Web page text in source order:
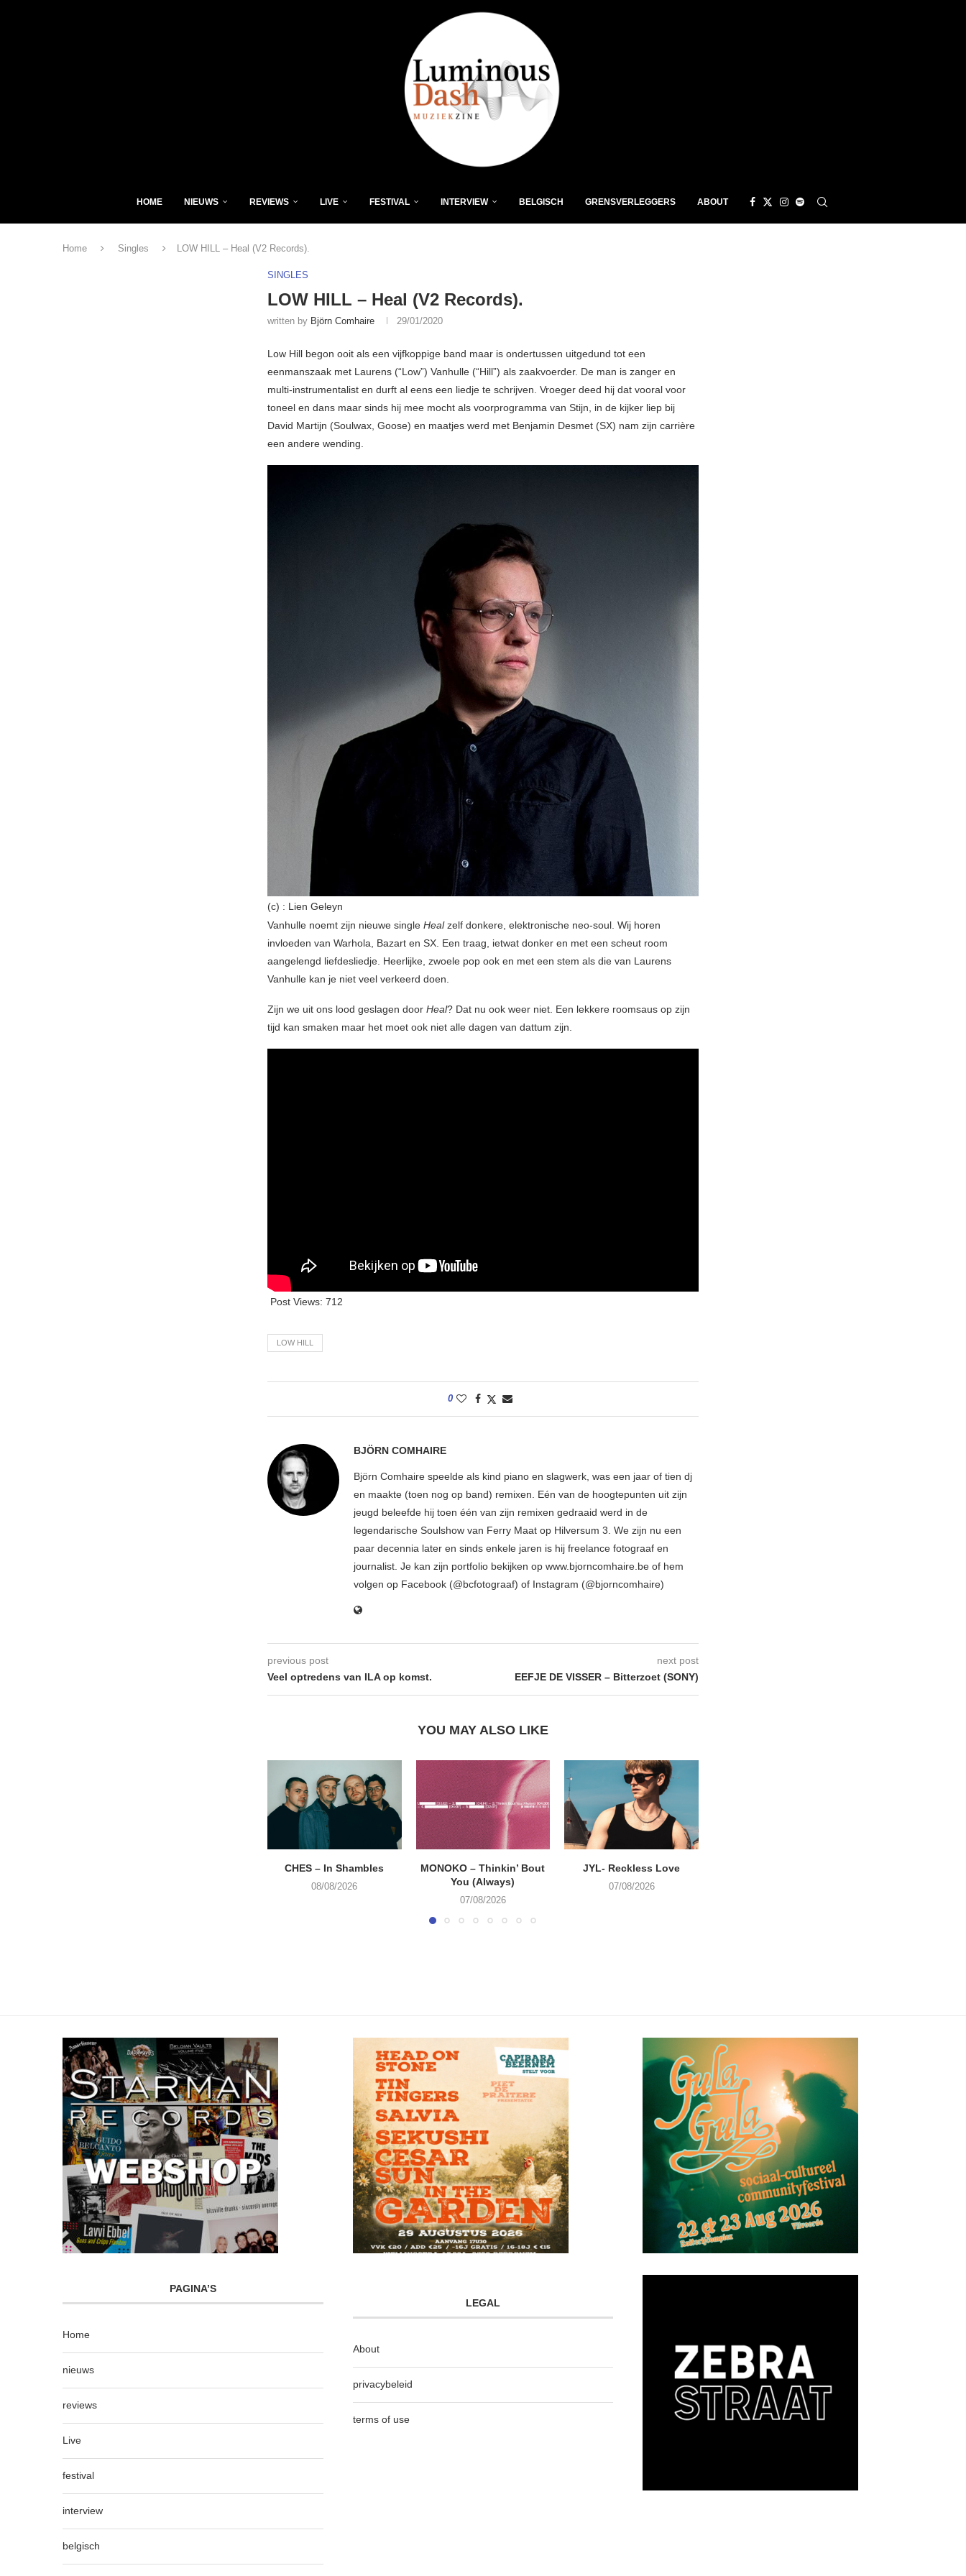
HOME NIEUWS REVIEWS LIVE FESTIVAL INTERVIEW BELGISCH GRENSVERLEGGERS ABOUT
Home Singles LOW HILL – Heal (V2 Records).
SINGLES
LOW HILL – Heal (V2 Records).
written by Björn Comhaire 29/01/2020
Low Hill begon ooit als een vijfkoppige band maar is ondertussen uitgedund tot een
eenmanszaak met Laurens (“Low”) Vanhulle (“Hill”) als zaakvoerder. De man is zanger en
multi-instrumentalist en durft al eens een liedje te schrijven. Vroeger deed hij dat vooral voor
toneel en dans maar sinds hij mee mocht als voorprogramma van Stijn, in de kijker liep bij
David Martijn (Soulwax, Goose) en maatjes werd met Benjamin Desmet (SX) nam zijn carrière
een andere wending.
(c) : Lien Geleyn
Vanhulle noemt zijn nieuwe single Healzelf donkere, elektronische neo-soul. Wij horen
invloeden van Warhola, Bazart en SX. Een traag, ietwat donker en met een scheut room
aangelengd liefdesliedje. Heerlijke, zwoele pop ook en met een stem als die van Laurens
Vanhulle kan je niet veel verkeerd doen.
Zijn we uit ons lood geslagen door Heal? Dat nu ook weer niet. Een lekkere roomsaus op zijn
tijd kan smaken maar het moet ook niet alle dagen van dattum zijn.
Post Views: 712
LOW HILL
0
BJÖRN COMHAIRE
Björn Comhaire speelde als kind piano en slagwerk, was een jaar of tien dj
en maakte (toen nog op band) remixen. Eén van de hoogtepunten uit zijn
jeugd beleefde hij toen één van zijn remixen gedraaid werd in de
legendarische Soulshow van Ferry Maat op Hilversum 3. We zijn nu een
paar decennia later en sinds enkele jaren is hij freelance fotograaf en
journalist. Je kan zijn portfolio bekijken op www.bjorncomhaire.be of hem
volgen op Facebook (@bcfotograaf) of Instagram (@bjorncomhaire)
previous post
Veel optredens van ILA op komst.
next post
EEFJE DE VISSER – Bitterzoet (SONY)
YOU MAY ALSO LIKE
CHES – In Shambles
08/08/2026
MONOKO – Thinkin’ Bout
You (Always)
07/08/2026
JYL- Reckless Love
07/08/2026
PAGINA’S
Home
nieuws
reviews
Live
festival
interview
belgisch
LEGAL
About
privacybeleid
terms of use